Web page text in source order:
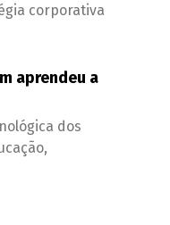
corporativa
aprendeu a
dos